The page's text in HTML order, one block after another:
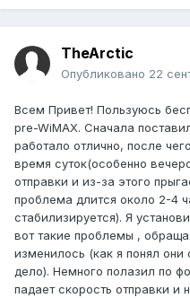
TheArctic
Опубликовано 22
Всем Привет! Пользуюсь
pre-WiMAX. Сначала
работало отлично, после
время суток(особенно
отправки и из-за этого
проблема длится около 2-4
стабилизируется). Я
вот такие проблемы ,
изменилось (как я понял они
дело). Немного полазил по
падает скорость отправки и